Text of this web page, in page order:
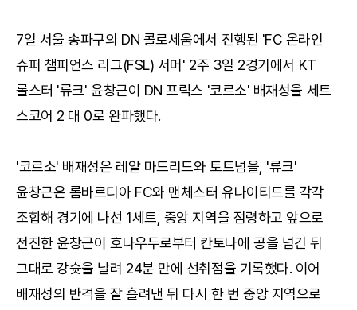
7일 서울 송파구의 DN 콜로세움에서 진행된 'FC 온라인
슈퍼 챔피언스 리그(FSL) 서머' 2주 3일 2경기에서 KT
롤스터 '류크' 윤창근이 DN 프릭스 '코르소' 배재성을 세트
스코어 2 대 0로 완파했다.
'코르소' 배재성은 레알 마드리드와 토트넘을, '류크'
윤창근은 롬바르디아 FC와 맨체스터 유나이티드를 각각
조합해 경기에 나선 1세트, 중앙 지역을 점령하고 앞으로
전진한 윤창근이 호나우두로부터 칸토나에 공을 넘긴 뒤
그대로 강슛을 날려 24분 만에 선취점을 기록했다. 이어
배재성의 반격을 잘 흘려낸 뒤 다시 한 번 중앙 지역으로